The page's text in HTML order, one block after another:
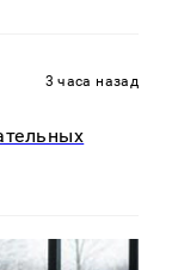
3 часа назад